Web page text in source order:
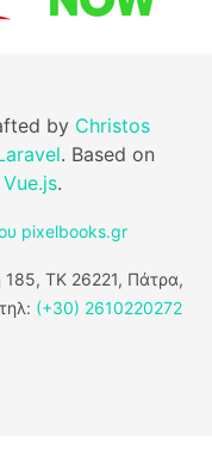
by Christos
. Based on
Vue.js.
pixelbooks.gr
185, ΤΚ 26221, Πάτρα,
(+30) 2610220272